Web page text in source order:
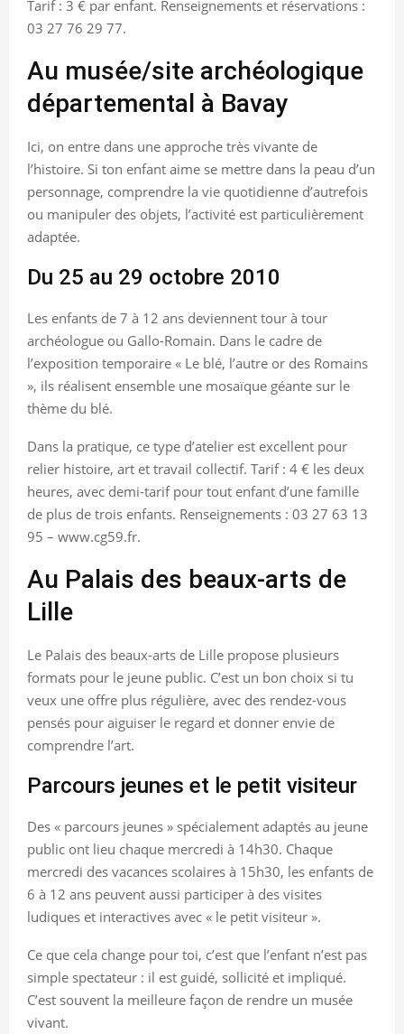
Tarif : 3 € par enfant. Renseignements et réservations :
03 27 76 29 77.
Au musée/site archéologique
départemental à Bavay
Ici, on entre dans une approche très vivante de
l’histoire. Si ton enfant aime se mettre dans la peau d’un
personnage, comprendre la vie quotidienne d’autrefois
ou manipuler des objets, l’activité est particulièrement
adaptée.
Du 25 au 29 octobre 2010
Les enfants de 7 à 12 ans deviennent tour à tour
archéologue ou Gallo-Romain. Dans le cadre de
l’exposition temporaire « Le blé, l’autre or des Romains
», ils réalisent ensemble une mosaïque géante sur le
thème du blé.
Dans la pratique, ce type d’atelier est excellent pour
relier histoire, art et travail collectif. Tarif : 4 € les deux
heures, avec demi-tarif pour tout enfant d’une famille
de plus de trois enfants. Renseignements : 03 27 63 13
95 – www.cg59.fr.
Au Palais des beaux-arts de
Lille
Le Palais des beaux-arts de Lille propose plusieurs
formats pour le jeune public. C’est un bon choix si tu
veux une offre plus régulière, avec des rendez-vous
pensés pour aiguiser le regard et donner envie de
comprendre l’art.
Parcours jeunes et le petit visiteur
Des « parcours jeunes » spécialement adaptés au jeune
public ont lieu chaque mercredi à 14h30. Chaque
mercredi des vacances scolaires à 15h30, les enfants de
6 à 12 ans peuvent aussi participer à des visites
ludiques et interactives avec « le petit visiteur ».
Ce que cela change pour toi, c’est que l’enfant n’est pas
simple spectateur : il est guidé, sollicité et impliqué.
C’est souvent la meilleure façon de rendre un musée
vivant.